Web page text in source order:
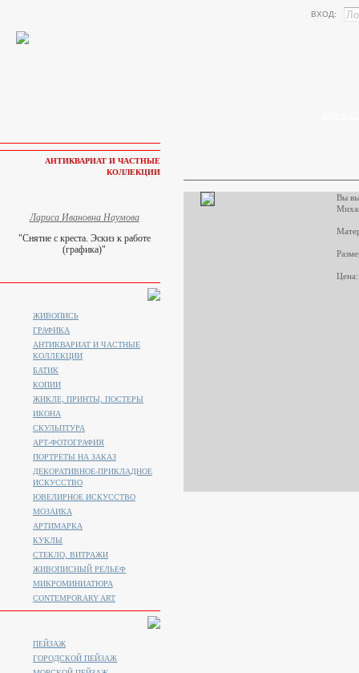
ВХОД:
Вы
АНТИКВАРИАТ И ЧАСТНЫЕ
КОЛЛЕКЦИИ
Лариса Ивановна Наумова
"Снятие с креста. Эскиз к работе
(графика)"
ЖИВОПИСЬ
ГРАФИКА
АНТИКВАРИАТ И ЧАСТНЫЕ
КОЛЛЕКЦИИ
БАТИК
КОПИИ
ЖИКЛЕ, ПРИНТЫ, ПОСТЕРЫ
ИКОНА
СКУЛЬПТУРА
АРТ-ФОТОГРАФИЯ
ПОРТРЕТЫ НА ЗАКАЗ
ДЕКОРАТИВНОЕ-ПРИКЛАДНОЕ
ИСКУССТВО
ЮВЕЛИРНОЕ ИСКУССТВО
МОЗАИКА
АРТИМАРКА
КУКЛЫ
СТЕКЛО, ВИТРАЖИ
ЖИВОПИСНЫЙ РЕЛЬЕФ
МИКРОМИНИАТЮРА
CONTEMPORARY ART
ПЕЙЗАЖ
ГОРОДСКОЙ ПЕЙЗАЖ